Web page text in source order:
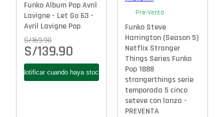
Funko Album Pop Avril
Lavigne - Let Go 63 -
Avril Lavigne Pop
S/169.90
S/139.90
Pre-Venta
Funko Steve
Harrington (Season 5)
Netflix Stranger
Things Series Funko
Pop 1888
strangerthings serie
temporada 5 cinco
seteve con lanza -
PREVENTA